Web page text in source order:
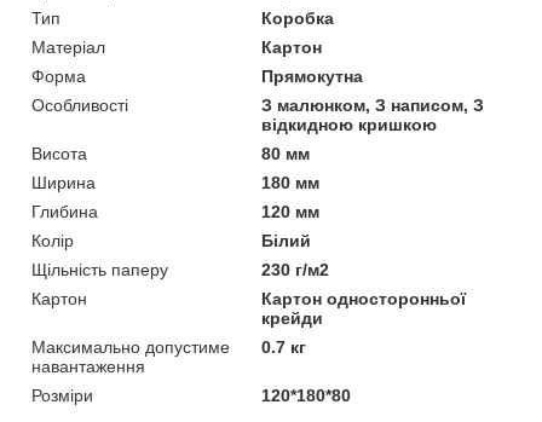
Тип
Коробка
Матеріал
Картон
Форма
Прямокутна
Особливості
З малюнком, З написом, З
відкидною кришкою
Висота
80 мм
Ширина
180 мм
Глибина
120 мм
Колір
Білий
Щільність паперу
230 г/м2
Картон
Картон односторонньої
крейди
Максимально допустиме
навантаження
0.7 кг
Розміри 120*180*80